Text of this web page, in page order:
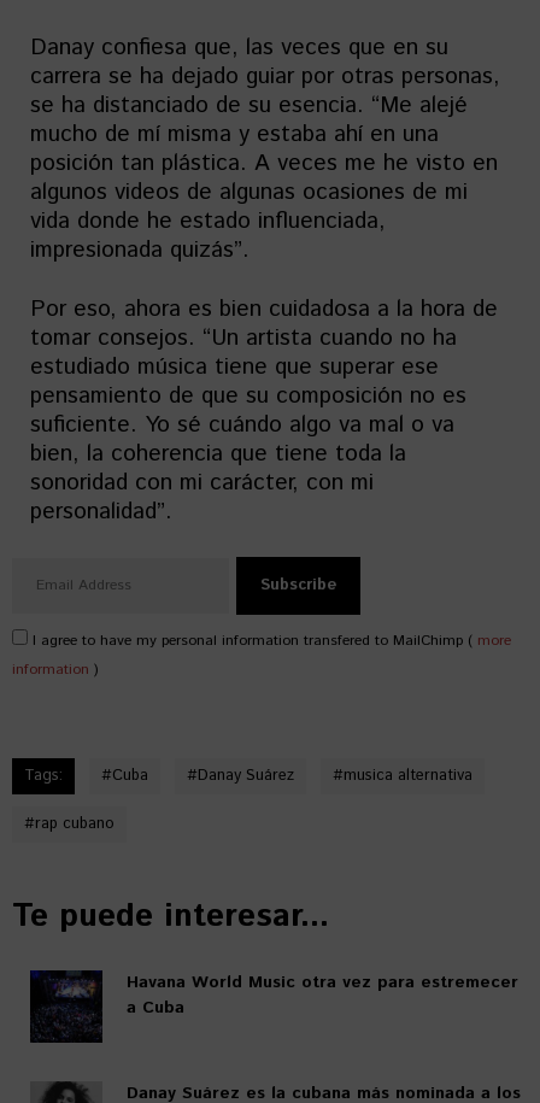
Danay confiesa que, las veces que en su
carrera se ha dejado guiar por otras personas,
se ha distanciado de su esencia. “Me alejé
mucho de mí misma y estaba ahí en una
posición tan plástica. A veces me he visto en
algunos videos de algunas ocasiones de mi
vida donde he estado influenciada,
impresionada quizás”.
Por eso, ahora es bien cuidadosa a la hora de
tomar consejos. “Un artista cuando no ha
estudiado música tiene que superar ese
pensamiento de que su composición no es
suficiente. Yo sé cuándo algo va mal o va
bien, la coherencia que tiene toda la
sonoridad con mi carácter, con mi
personalidad”.
I agree to have my personal information transfered to MailChimp ( more
information )
Tags: #Cuba #Danay Suárez #musica alternativa
#rap cubano
Te puede interesar...
Havana World Music otra vez para estremecer
a Cuba
Danay Suárez es la cubana más nominada a los